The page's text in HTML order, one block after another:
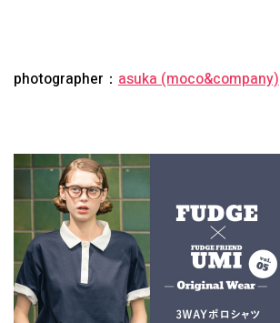
photographer： asuka (moco&company)